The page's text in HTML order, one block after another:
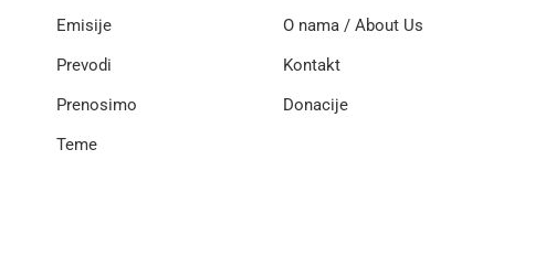
Emisije
Prevodi
Prenosimo
Teme
O nama / About Us
Kontakt
Donacije